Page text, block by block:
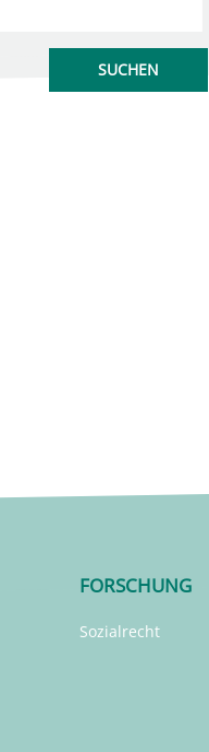
FORSCHUNG
Sozialrecht